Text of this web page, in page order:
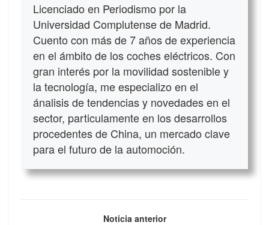
Licenciado en Periodismo por la
Universidad Complutense de Madrid.
Cuento con más de 7 años de experiencia
en el ámbito de los coches eléctricos. Con
gran interés por la movilidad sostenible y
la tecnología, me especializo en el
ánalisis de tendencias y novedades en el
sector, particulamente en los desarrollos
procedentes de China, un mercado clave
para el futuro de la automoción.
Noticia anterior